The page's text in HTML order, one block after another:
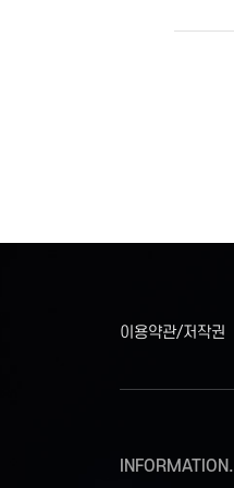
이용약관/저작권
INFORMATION.